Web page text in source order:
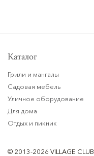
Каталог
Грили и мангалы
Садовая мебель
Уличное оборудование
Для дома
Отдых и пикник
© 2013-2026 VILLAGE CLUB.